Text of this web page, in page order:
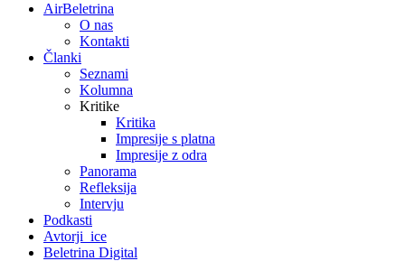
AirBeletrina
O nas
Kontakti
Članki
Seznami
Kolumna
Kritike
Kritika
Impresije s platna
Impresije z odra
Panorama
Refleksija
Intervju
Podkasti
Avtorji_ice
Beletrina Digital